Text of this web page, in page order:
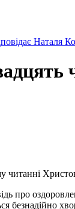
Наталя
читанні
про
безнадійно